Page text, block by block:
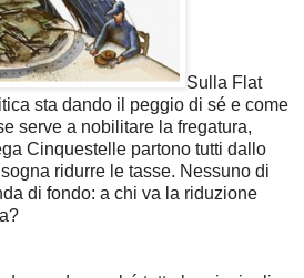
Sulla Flat
sta dando il peggio di sé e come
serve a nobilitare la fregatura,
Cinquestelle partono tutti dallo
ridurre le tasse. Nessuno di
di fondo: a chi va la riduzione